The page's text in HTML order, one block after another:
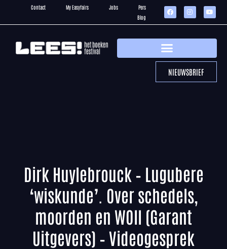
Contact My Easyfairs Jobs
Pers
Blog
NIEUWSBRIEF
Dirk Huylebrouck – Lugubere
‘wiskunde’. Over schedels,
moorden en WOII (Garant
Uitgevers) – Videogesprek